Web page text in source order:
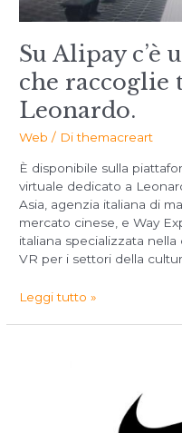
Su Alipay c’è
che raccoglie
Leonardo.
Web / Dithemacreart
È disponibile sulla
virtuale dedicato a
Asia, agenzia italiana di
mercato cinese, e Way
italiana specializzata
VR per i settori della
Leggi tutto »